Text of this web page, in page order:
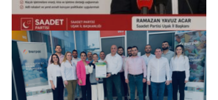
(başlıksız)
Alaattin Karahan tarafından 14/07/2026